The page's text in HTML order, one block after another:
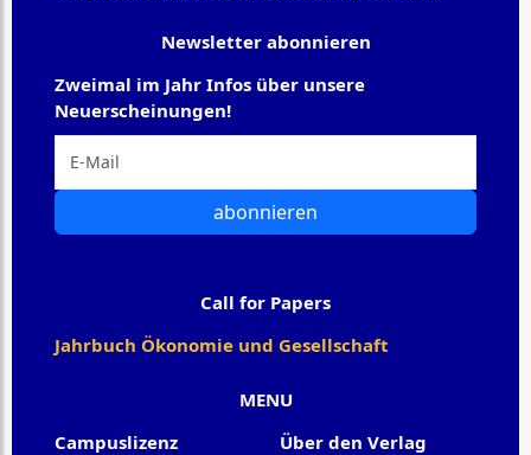
MENU
Campuslizenz
Über den Verlag
Newsletter abonnieren
Zweimal im Jahr Infos über unsere
Neuerscheinungen!
abonnieren
Call for Papers
Jahrbuch Ökonomie und Gesellschaft